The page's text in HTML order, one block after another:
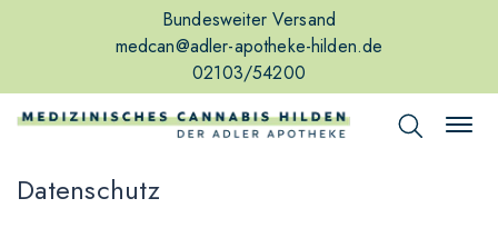
Bundesweiter Versand
medcan@adler-apotheke-hilden.de
02103/54200
Datenschutz